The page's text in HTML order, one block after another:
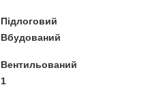
Підлоговий
Вбудований
Вентильований
1